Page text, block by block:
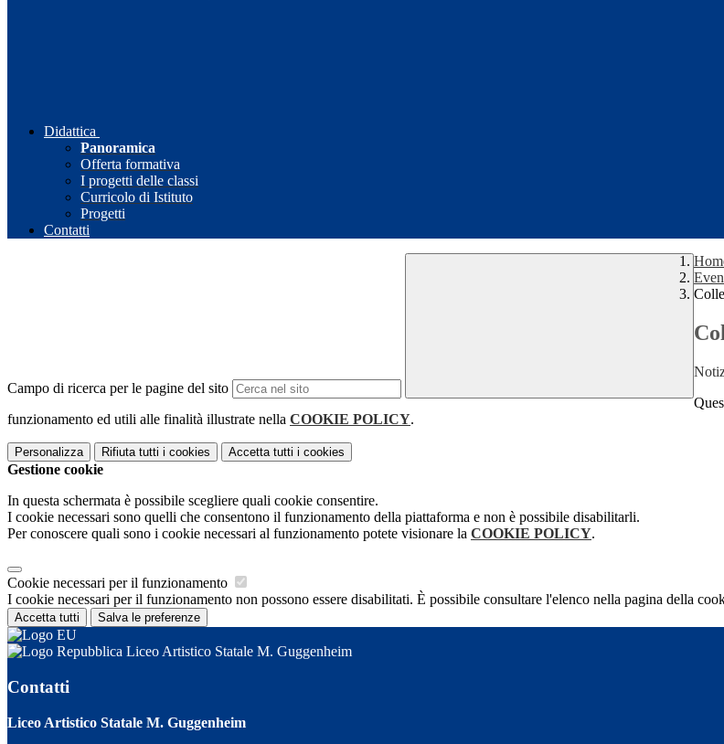
Didattica
Panoramica
Offerta formativa
I progetti delle classi
Curricolo di Istituto
Progetti
Contatti
Campo di ricerca per le pagine del sito
funzionamento ed utili alle finalità illustrate nella COOKIE POLICY.
Personalizza Rifiuta tutti i cookies Accetta tutti i cookies
Gestione cookie
In questa schermata è possibile scegliere quali cookie consentire.
I cookie necessari sono quelli che consentono il funzionamento della piattaforma e non è possibile disabilitarli.
Per conoscere quali sono i cookie necessari al funzionamento potete visionare la COOKIE POLICY.
Cookie necessari per il funzionamento
I cookie necessari per il funzionamento non possono essere disabilitati. È possibile consultare l'elenco nella pagina della
Accetta tutti Salva le preferenze
Liceo Artistico Statale M. Guggenheim
Contatti
Liceo Artistico Statale M. Guggenheim